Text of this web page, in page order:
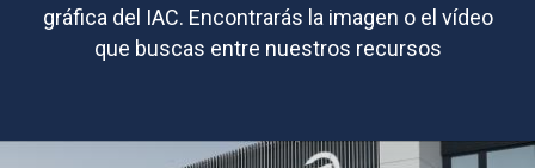
gráfica del IAC. Encontrarás la imagen o el vídeo
que buscas entre nuestros recursos